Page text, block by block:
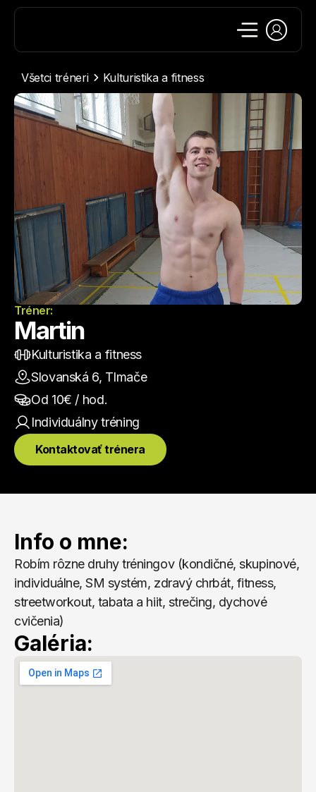
Všetci tréneri Kulturistika a fitness
Tréner:
Martin
Kulturistika a fitness
Slovanská 6, Tlmače
Od 10€ / hod.
Individuálny tréning
Kontaktovať trénera
Info o mne:
Robím rôzne druhy tréningov (kondičné, skupinové,
individuálne, SM systém, zdravý chrbát, fitness,
streetworkout, tabata a hiit, strečing, dychové
cvičenia)
Galéria: